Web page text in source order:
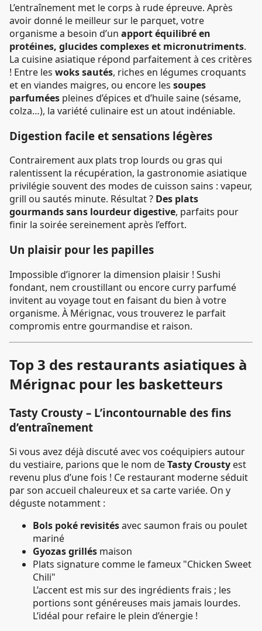
L’entraînement met le corps à rude épreuve. Après
avoir donné le meilleur sur le parquet, votre
organisme a besoin d’un apport équilibré en
protéines, glucides complexes et micronutriments.
La cuisine asiatique répond parfaitement à ces critères
! Entre les woks sautés, riches en légumes croquants
et en viandes maigres, ou encore les soupes
parfumées pleines d’épices et d’huile saine (sésame,
colza…), la variété culinaire est un atout indéniable.
Digestion facile et sensations légères
Contrairement aux plats trop lourds ou gras qui
ralentissent la récupération, la gastronomie asiatique
privilégie souvent des modes de cuisson sains : vapeur,
grill ou sautés minute. Résultat ? Des plats
gourmands sans lourdeur digestive, parfaits pour
finir la soirée sereinement après l’effort.
Un plaisir pour les papilles
Impossible d’ignorer la dimension plaisir ! Sushi
fondant, nem croustillant ou encore curry parfumé
invitent au voyage tout en faisant du bien à votre
organisme. À Mérignac, vous trouverez le parfait
compromis entre gourmandise et raison.
Top 3 des restaurants asiatiques à
Mérignac pour les basketteurs
Tasty Crousty – L’incontournable des fins
d’entraînement
Si vous avez déjà discuté avec vos coéquipiers autour
du vestiaire, parions que le nom deTasty Crousty est
revenu plus d’une fois ! Ce restaurant moderne séduit
par son accueil chaleureux et sa carte variée. On y
déguste notamment :
Bols poké revisitésavec saumon frais ou poulet
mariné
Gyozas grillés maison
Plats signature comme le fameux "Chicken Sweet
Chili"
L’accent est mis sur des ingrédients frais ; les
portions sont généreuses mais jamais lourdes.
L’idéal pour refaire le plein d’énergie !